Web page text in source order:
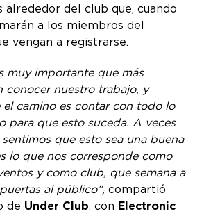
alrededor del club que, cuando
a los miembros del
vengan a registrarse.
muy importante que más
conocer nuestro trabajo, y
camino es contar con todo lo
para que esto suceda. A veces
que esto sea una buena
lo que nos corresponde como
y como club, que semana a
al público”,compartió
de Under Club, con Electronic